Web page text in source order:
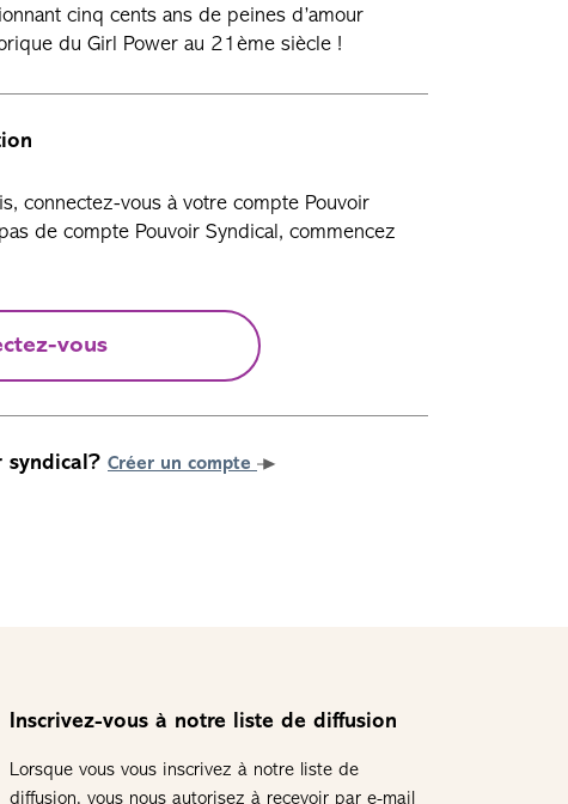
cinq cents ans de peines d’amour
du Girl Power au 21ème siècle !
connectez-vous à votre compte Pouvoir
de compte Pouvoir Syndical, commencez
vous
syndical? Créer un compte
Inscrivez-vous à notre liste de diffusion
Lorsque vous vous inscrivez à notre liste de
diffusion, vous nous autorisez à recevoir par e-mail